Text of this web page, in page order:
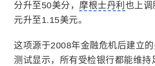
分升至50美分， 摩根士丹利 也上调
元升至1.15美元。
这项源于2008年金融危机后建立
测试显示，所有受检银行都能维持